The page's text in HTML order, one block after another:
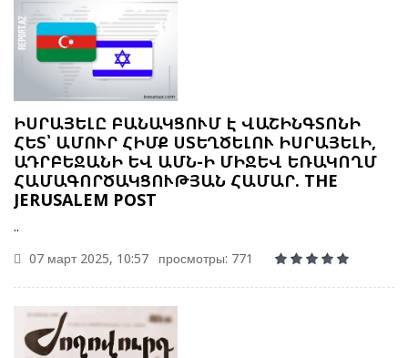
ԻՍՐԱՅԵԼԸ ԲԱՆԱԿՑՈՒՄ Է ՎԱՇԻՆԳՏՈՆԻ
ՀԵՏ՝ ԱՄՈՒՐ ՀԻՄՔ ՍՏԵՂԾԵԼՈՒ ԻՍՐԱՅԵԼԻ,
ԱԴՐԲԵՋԱՆԻ ԵՎ ԱՄՆ-Ի ՄԻՋԵՎ ԵՌԱԿՈՂՄ
ՀԱՄԱԳՈՐԾԱԿՑՈՒԹՅԱՆ ՀԱՄԱՐ. THE
JERUSALEM POST
..
07 март 2025, 10:57
просмотры: 771